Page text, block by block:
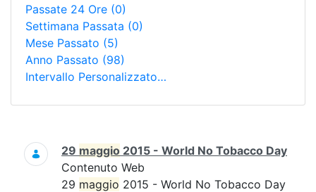
Passate 24 Ore (0)
Settimana Passata (0)
Mese Passato (5)
Anno Passato (98)
Intervallo Personalizzato…
Ricerca
29 maggio 2015 - World No Tobacco Day
Contenuto Web
29 maggio 2015 - World No Tobacco Day